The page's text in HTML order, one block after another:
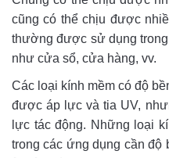
cũng có thể chịu được
thường được sử dụng
như cửa sổ, cửa hàng, vv.
Các loại kính mềm có độ
được áp lực và tia UV,
lực tác động. Những loại
trong các ứng dụng cần độ